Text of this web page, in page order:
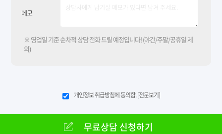
메모
※ 영업일 기준 순차적 상담 전화 드릴 예정입니다! (야간/주말/공휴일 제
외)
개인정보 취급방침에 동의함.[전문보기]
무료상담 신청하기